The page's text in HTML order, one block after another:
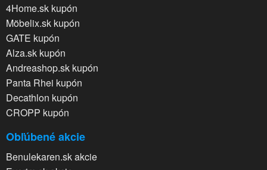
4Home.sk kupón
Möbelix.sk kupón
GATE kupón
Alza.sk kupón
Andreashop.sk kupón
Panta Rhei kupón
Decathlon kupón
CROPP kupón
Obľúbené akcie
Benulekaren.sk akcie